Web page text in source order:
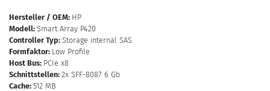
Hersteller / OEM: HP
Modell: Smart Array P420
Controller Typ: Storage internal SAS
Formfaktor: Low Profile
Host Bus: PCIe x8
Schnittstellen: 2x SFF-8087 6 Gb
Cache: 512 MB